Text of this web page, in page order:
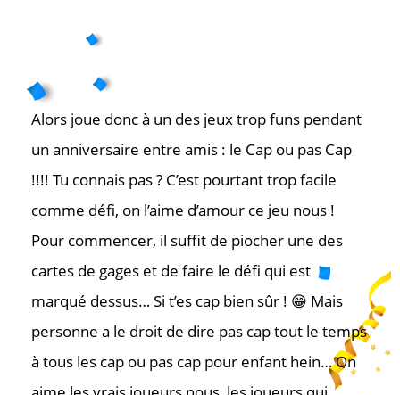
Alors joue donc à un des jeux trop funs pendant
un anniversaire entre amis : le Cap ou pas Cap
!!!! Tu connais pas ? C’est pourtant trop facile
comme défi, on l’aime d’amour ce jeu nous !
Pour commencer, il suffit de piocher une des
cartes de gages et de faire le défi qui est
marqué dessus… Si t’es cap bien sûr ! 😁 Mais
personne a le droit de dire pas cap tout le temps
à tous les cap ou pas cap pour enfant hein… On